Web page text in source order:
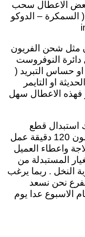
بعض الاعطال سحب
( السمكرة – الدوكو
مثل شحن الفريون
دائرة النوفروست
حساس التبريد (
او التايمر
فهذه الاعطال سهل
استبدال قطع
الغيار التالفة بأخري جديدة في غضون 120 دقيقة عمل
واعطاء العميل
المستبدلة من
النخل . ربما يرغب
نحن نسعد
الاسبوع عدا يوم